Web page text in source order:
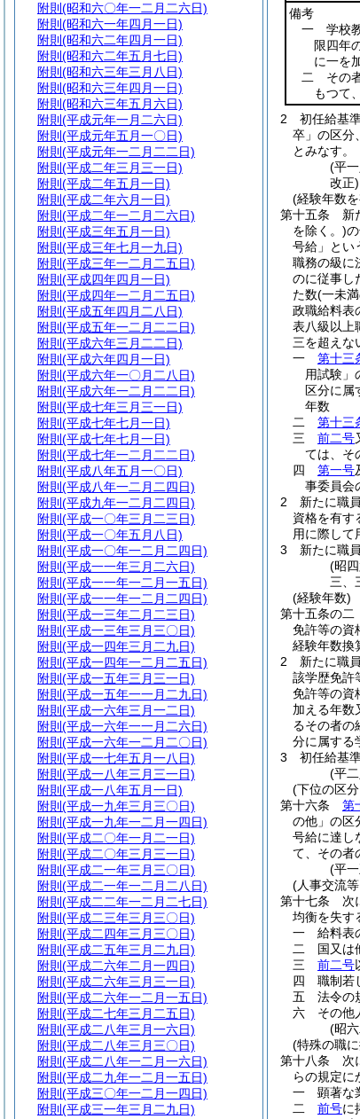
備考
一 学校
限四年
に一を
二 その
もつて
2
初任給基
卒」の区分
とみなす。
(平
改正)
(経験年数
第十五条
新
を除く。)の
号給」とい
職務の級に
のに従事し
た数(一未
政職給料表
表八級以上
三を超えな
一
第十三
用試験」
区分に属
年数
二
第十三
三
前二号
ては、そ
四
第一号
事委員会
2
新たに職
資格を有す
用に際して
3
新たに職
(昭
三、
(経験年数)
第十五条の二
免許等の資
経験年数換
2
新たに職
該学歴免許
免許等の資
加える年数
るその者の
分に属する
3
初任給基
(平
(下位の区
第十六条
第
の他」の区
号給に達し
て、その者
(平
(人事交流
第十七条
次
均衡を失す
一
給料表
二
国又は
三
前二号
四
職制若
五
法令の
六
その他
(昭
(特殊の職
第十八条
次
らの規定に
一
顕著な
二
前号に
附則 (昭和六〇年一二月二六日)
附則 (昭和六一年四月一日)
附則 (昭和六二年四月一日)
附則 (昭和六二年五月七日)
附則 (昭和六三年三月八日)
附則 (昭和六三年四月一日)
附則 (昭和六三年五月六日)
附則 (平成元年一月二六日)
附則 (平成元年五月一〇日)
附則 (平成元年一二月二二日)
附則 (平成二年三月三一日)
附則 (平成二年五月一日)
附則 (平成二年六月一日)
附則 (平成二年一二月二六日)
附則 (平成三年五月一日)
附則 (平成三年七月一九日)
附則 (平成三年一二月二五日)
附則 (平成四年四月一日)
附則 (平成四年一二月二五日)
附則 (平成五年四月二八日)
附則 (平成五年一二月二二日)
附則 (平成六年三月二二日)
附則 (平成六年四月一日)
附則 (平成六年一〇月二八日)
附則 (平成六年一二月二二日)
附則 (平成七年三月三一日)
附則 (平成七年七月一日)
附則 (平成七年七月一日)
附則 (平成七年一二月二二日)
附則 (平成八年五月一〇日)
附則 (平成八年一二月二四日)
附則 (平成九年一二月二四日)
附則 (平成一〇年三月二三日)
附則 (平成一〇年五月八日)
附則 (平成一〇年一二月二四日)
附則 (平成一一年三月二六日)
附則 (平成一一年一二月一五日)
附則 (平成一一年一二月二四日)
附則 (平成一三年二月二三日)
附則 (平成一三年三月三〇日)
附則 (平成一四年三月二九日)
附則 (平成一四年一二月二五日)
附則 (平成一五年三月三一日)
附則 (平成一五年一一月二九日)
附則 (平成一六年三月一二日)
附則 (平成一六年一一月二六日)
附則 (平成一六年一二月二〇日)
附則 (平成一七年五月一八日)
附則 (平成一八年三月三一日)
附則 (平成一八年五月一日)
附則 (平成一九年三月三〇日)
附則 (平成一九年一二月一四日)
附則 (平成二〇年一月二一日)
附則 (平成二〇年三月三一日)
附則 (平成二一年三月三〇日)
附則 (平成二一年一二月二八日)
附則 (平成二二年一二月二七日)
附則 (平成二三年三月三〇日)
附則 (平成二四年三月三〇日)
附則 (平成二五年三月二九日)
附則 (平成二六年二月一四日)
附則 (平成二六年三月三一日)
附則 (平成二六年一二月一五日)
附則 (平成二七年三月二五日)
附則 (平成二八年三月一六日)
附則 (平成二八年三月三〇日)
附則 (平成二八年一二月一六日)
附則 (平成二九年一二月一五日)
附則 (平成三〇年一二月一四日)
附則 (平成三一年三月二九日)